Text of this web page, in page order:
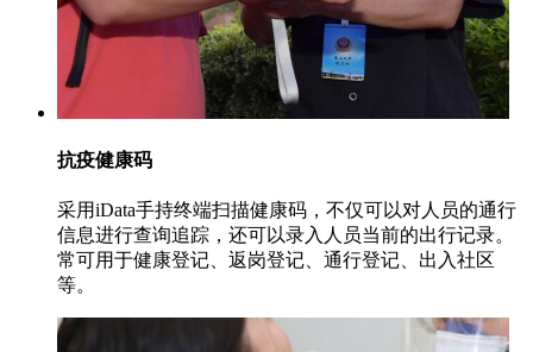
抗疫健康码
采用iData手持终端扫描健康码，不仅可以对人员的通行
信息进行查询追踪，还可以录入人员当前的出行记录。
常可用于健康登记、返岗登记、通行登记、出入社区
等。